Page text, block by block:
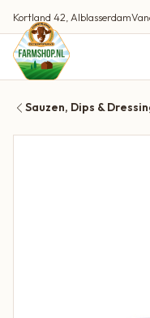
Kortland 42, Alblasserdam
Sauzen, Dips &